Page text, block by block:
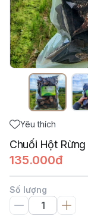
Yêu thích
Chuối Hột Rừng
135.000đ
Số lượng